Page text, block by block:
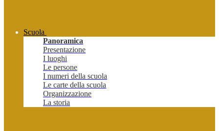
Scuola
Panoramica
Presentazione
I luoghi
Le persone
I numeri della scuola
Le carte della scuola
Organizzazione
La storia